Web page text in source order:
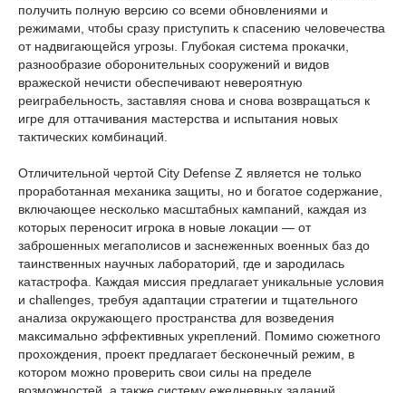
получить полную версию со всеми обновлениями и
режимами, чтобы сразу приступить к спасению человечества
от надвигающейся угрозы. Глубокая система прокачки,
разнообразие оборонительных сооружений и видов
вражеской нечисти обеспечивают невероятную
реиграбельность, заставляя снова и снова возвращаться к
игре для оттачивания мастерства и испытания новых
тактических комбинаций.
Отличительной чертой City Defense Z является не только
проработанная механика защиты, но и богатое содержание,
включающее несколько масштабных кампаний, каждая из
которых переносит игрока в новые локации — от
заброшенных мегаполисов и заснеженных военных баз до
таинственных научных лабораторий, где и зародилась
катастрофа. Каждая миссия предлагает уникальные условия
и challenges, требуя адаптации стратегии и тщательного
анализа окружающего пространства для возведения
максимально эффективных укреплений. Помимо сюжетного
прохождения, проект предлагает бесконечный режим, в
котором можно проверить свои силы на пределе